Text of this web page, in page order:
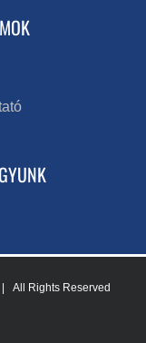
| All Rights Reserved